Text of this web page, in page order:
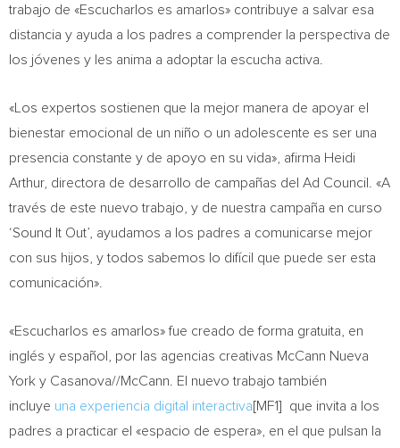
trabajo de «Escucharlos es amarlos» contribuye a salvar esa
distancia y ayuda a los padres a comprender la perspectiva de
los jóvenes y les anima a adoptar la escucha activa.
«Los expertos sostienen que la mejor manera de apoyar el
bienestar emocional de un niño o un adolescente es ser una
presencia constante y de apoyo en su vida», afirma Heidi
Arthur, directora de desarrollo de campañas del Ad Council. «A
través de este nuevo trabajo, y de nuestra campaña en curso
‘Sound It Out’, ayudamos a los padres a comunicarse mejor
con sus hijos, y todos sabemos lo difícil que puede ser esta
comunicación».
«Escucharlos es amarlos» fue creado de forma gratuita, en
inglés y español, por las agencias creativas McCann Nueva
York y Casanova//McCann. El nuevo trabajo también
incluye una experiencia digital interactiva[MF1] que invita a los
padres a practicar el «espacio de espera», en el que pulsan la